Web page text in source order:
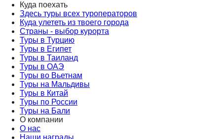
Куда поехать
Здесь туры всех туроператоров
Куда улететь из твоего города
Страны - выбор курорта
Туры в Турцию
Туры в Египет
Туры в Таиланд
Туры в ОАЭ
Туры во Вьетнам
Туры на Мальдивы
Туры в Китай
Туры по России
Туры на Бали
О компании
О нас